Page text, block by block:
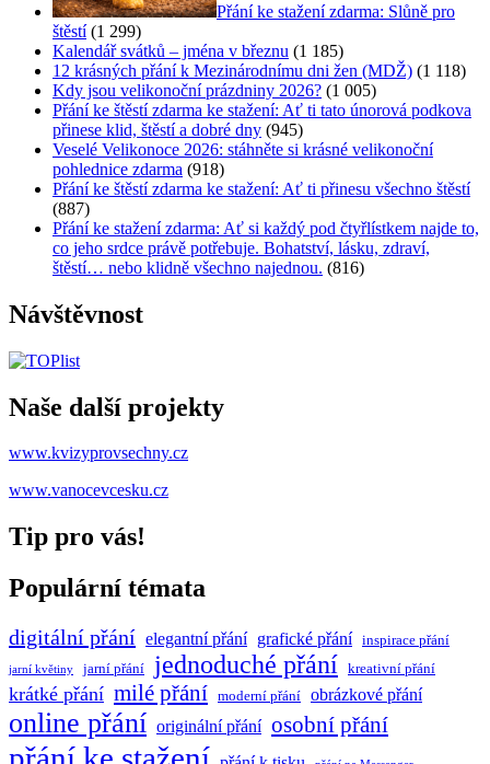
Přání ke stažení zdarma: Slůně pro
štěstí (1 299)
Kalendář svátků – jména v březnu (1 185)
12 krásných přání k Mezinárodnímu dni žen (MDŽ) (1 118)
Kdy jsou velikonoční prázdniny 2026? (1 005)
Přání ke štěstí zdarma ke stažení: Ať ti tato únorová podkova
přinese klid, štěstí a dobré dny (945)
Veselé Velikonoce 2026: stáhněte si krásné velikonoční
pohlednice zdarma (918)
Přání ke štěstí zdarma ke stažení: Ať ti přinesu všechno štěstí
(887)
Přání ke stažení zdarma: Ať si každý pod čtyřlístkem najde to,
co jeho srdce právě potřebuje. Bohatství, lásku, zdraví,
štěstí… nebo klidně všechno najednou. (816)
Návštěvnost
Naše další projekty
www.kvizyprovsechny.cz
www.vanocevcesku.cz
Tip pro vás!
Populární témata
digitální přání elegantní přání grafické přání inspirace přání
jarní květiny jarní přání jednoduché přání kreativní přání
krátké přání milé přání moderní přání obrázkové přání
online přání originální přání osobní přání